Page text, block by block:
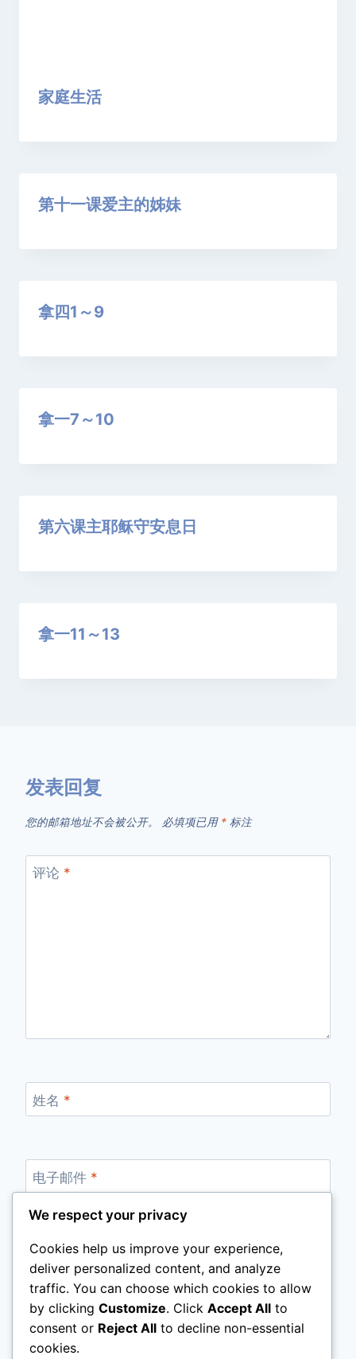
家庭生活
第十一课​爱主的姊妹
拿四1～9
拿一7～10
第六课​​主耶稣守安息日
拿一11～13
发表回复
您的邮箱地址不会被公开。 必填项已用 * 标注
评论 *
姓名 *
电子邮件 *
网站
We respect your privacy
Cookies help us improve your experience,
deliver personalized content, and analyze
traffic. You can choose which cookies to allow
by clicking Customize. Click Accept All to
consent or Reject All to decline non-essential
cookies.